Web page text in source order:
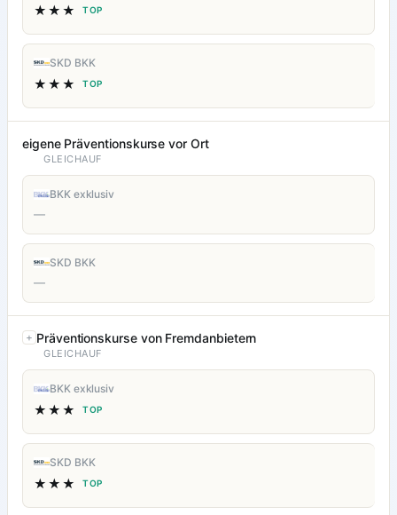
★★★ TOP
SKD BKK
★★★ TOP
eigene Präventionskurse vor Ort
GLEICHAUF
BKK exklusiv
—
SKD BKK
—
Präventionskurse von Fremdanbietern
GLEICHAUF
BKK exklusiv
★★★ TOP
SKD BKK
★★★ TOP